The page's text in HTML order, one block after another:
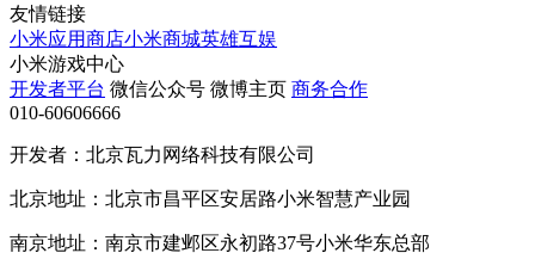
友情链接
小米应用商店小米商城英雄互娱
小米游戏中心
开发者平台 微信公众号 微博主页 商务合作
010-60606666
开发者：北京瓦力网络科技有限公司
北京地址：北京市昌平区安居路小米智慧产业园
南京地址：南京市建邺区永初路37号小米华东总部